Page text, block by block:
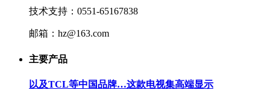
技术支持：0551-65167838
邮箱：hz@163.com
主要产品
以及TCL等中国品牌…这款电视集高端显示